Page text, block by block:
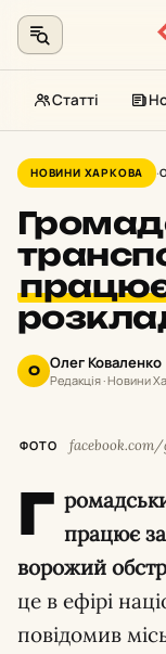
до
контенту
Статті
НОВИНИ ХАРКОВА
О Олег Коваленко
Редакція · Новини
ФОТО
Г працює
ворожий
це в ефірі
повідомив